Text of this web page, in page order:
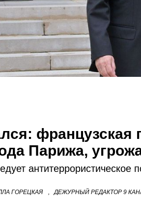
французская
Парижа,
антитеррористическое
ГОРЕЦКАЯ , ДЕЖУРНЫЙ РЕДАКТОР 9